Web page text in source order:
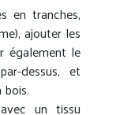
en tranches,
ajouter les
également le
dessus, et
un tissu